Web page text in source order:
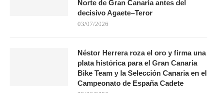
Norte de Gran Canaria antes del
decisivo Agaete–Teror
03/07/2026
Néstor Herrera roza el oro y firma una
plata histórica para el Gran Canaria
Bike Team y la Selección Canaria en el
Campeonato de España Cadete